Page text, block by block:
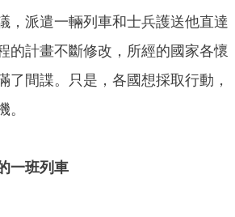
，派遣一輛列車和士兵護送他直達
的計畫不斷修改，所經的國家各懷
了間諜。只是，各國想採取行動，
。
一班列車